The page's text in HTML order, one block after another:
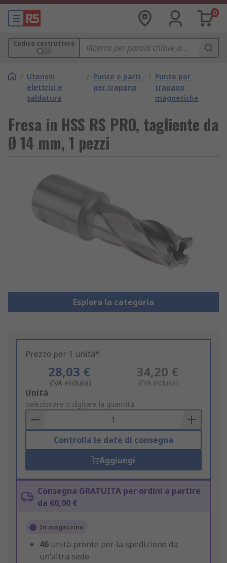
0
Codice costruttore
/ Utensili
elettrici e
saldatura
/ Punte e parti
per trapano
/ Punte per
trapano
magnetiche
Fresa in HSS RS PRO, tagliente da
Ø 14 mm, 1 pezzi
Esplora la categoria
Prezzo per 1 unità*
28,03 €
(IVA esclusa)
34,20 €
(IVA inclusa)
Add
to
Basket
Unità
Selezionare o digitare la quantità
Controlla le date di consegna
Aggiungi
Consegna GRATUITA per ordini a partire
da 60,00 €
In magazzino
46 unità pronte per la spedizione da
un'altra sede